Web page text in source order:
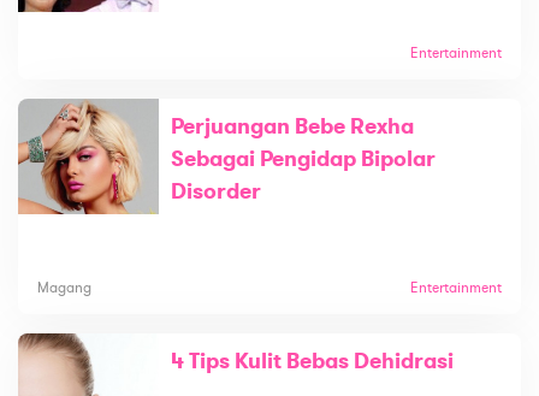
Entertainment
Perjuangan Bebe Rexha
Sebagai Pengidap Bipolar
Disorder
Magang Entertainment
4 Tips Kulit Bebas Dehidrasi